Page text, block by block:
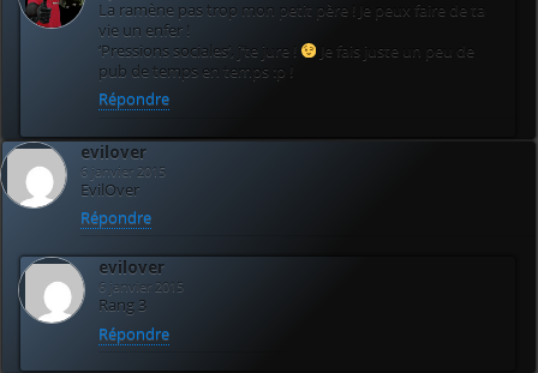
La ramène pas trop mon petit père ! Je peux faire de ta
vie un enfer !
‘Pressions sociales’, j’te jure !
Je fais juste un peu de
pub de temps en temps :p !
Répondre
evilover
6 janvier 2015
EvilOver
Répondre
evilover
6 janvier 2015
Rang 3
Répondre